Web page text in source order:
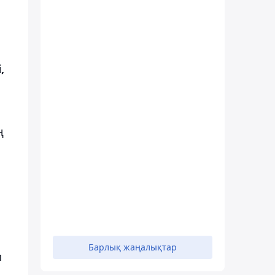
Барлық жаңалықтар